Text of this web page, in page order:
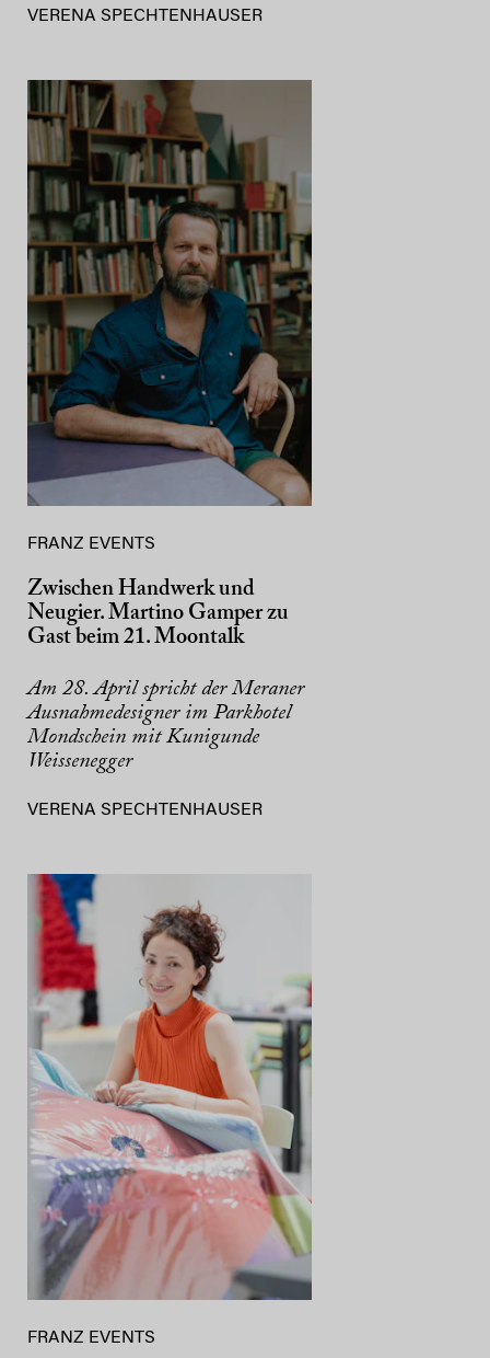
VERENA SPECHTENHAUSER
FRANZ EVENTS
Zwischen Handwerk und
Neugier. Martino Gamper zu
Gast beim 21. Moontalk
Am 28. April spricht der Meraner
Ausnahmedesigner im Parkhotel
Mondschein mit Kunigunde
Weissenegger
VERENA SPECHTENHAUSER
FRANZ EVENTS